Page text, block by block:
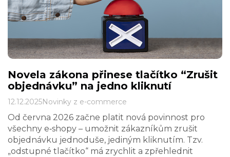
Novela zákona přinese tlačítko “Zrušit
objednávku” na jedno kliknutí
12.12.2025Novinky z e-commerce
Od června 2026 začne platit nová povinnost pro
všechny e‑shopy – umožnit zákazníkům zrušit
objednávku jednoduše, jediným kliknutím. Tzv.
„odstupné tlačítko“ má zrychlit a zpřehlednit